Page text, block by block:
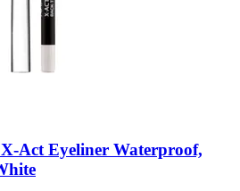
X-​Act Eyeliner Waterproof,